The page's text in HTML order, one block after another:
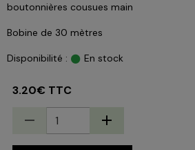
boutonnières cousues main
Bobine de 30 mètres
Disponibilité : En stock
3.20€ TTC